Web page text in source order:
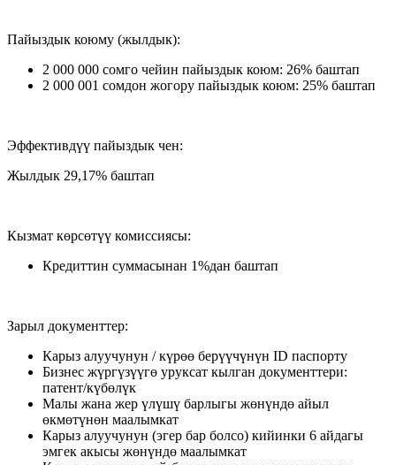
Пайыздык коюму (жылдык):
2 000 000 сомго чейин пайыздык коюм: 26% баштап
2 000 001 сомдон жогору пайыздык коюм: 25% баштап
Эффективдүү пайыздык чен:
Жылдык 29,17% баштап
Кызмат көрсөтүү комиссиясы:
Кредиттин суммасынан 1%дан баштап
Зарыл документтер:
Карыз алуучунун / күрөө берүүчүнүн ID паспорту
Бизнес жүргүзүүгө уруксат кылган документтери:
патент/күбөлүк
Малы жана жер үлүшү барлыгы жөнүндө айыл
өкмөтүнөн маалымкат
Карыз алуучунун (эгер бар болсо) кийинки 6 айдагы
эмгек акысы жөнүндө маалымкат